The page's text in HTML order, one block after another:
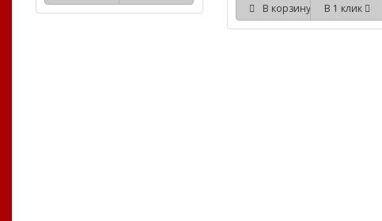
В корзину В 1 клик